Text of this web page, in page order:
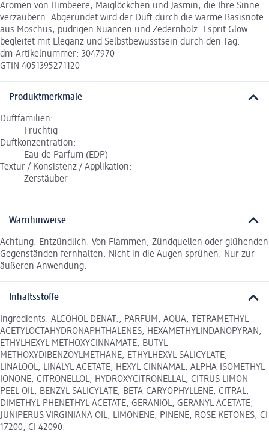
Aromen von Himbeere, Maiglöckchen und Jasmin, die Ihre Sinne
verzaubern. Abgerundet wird der Duft durch die warme Basisnote
aus Moschus, pudrigen Nuancen und Zedernholz. Esprit Glow
begleitet mit Eleganz und Selbstbewusstsein durch den Tag.
dm-Artikelnummer: 3047970
GTIN 4051395271120
Produktmerkmale
Duftfamilien:
Fruchtig
Duftkonzentration:
Eau de Parfum (EDP)
Textur / Konsistenz / Applikation:
Zerstäuber
Warnhinweise
Achtung: Entzündlich. Von Flammen, Zündquellen oder glühenden
Gegenständen fernhalten. Nicht in die Augen sprühen. Nur zur
äußeren Anwendung.
Inhaltsstoffe
Ingredients: ALCOHOL DENAT., PARFUM, AQUA, TETRAMETHYL
ACETYLOCTAHYDRONAPHTHALENES, HEXAMETHYLINDANOPYRAN,
ETHYLHEXYL METHOXYCINNAMATE, BUTYL
METHOXYDIBENZOYLMETHANE, ETHYLHEXYL SALICYLATE,
LINALOOL, LINALYL ACETATE, HEXYL CINNAMAL, ALPHA-ISOMETHYL
IONONE, CITRONELLOL, HYDROXYCITRONELLAL, CITRUS LIMON
PEEL OIL, BENZYL SALICYLATE, BETA-CARYOPHYLLENE, CITRAL,
DIMETHYL PHENETHYL ACETATE, GERANIOL, GERANYL ACETATE,
JUNIPERUS VIRGINIANA OIL, LIMONENE, PINENE, ROSE KETONES, CI
17200, CI 42090.